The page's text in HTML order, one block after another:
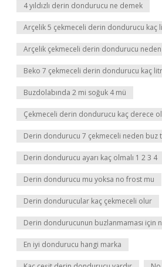
4 yıldızlı derin dondurucu ne demek
Arçelik 5 çekmeceli derin dondurucu kaç
Arçelik çekmeceli derin dondurucu
Beko 7 çekmeceli derin dondurucu kaç
Buzdolabında 2 mi soğuk 4 mü
Çekmeceli derin dondurucu kaç derece
Derin dondurucu 7 çekmeceli neden buz
Derin dondurucu ayarı kaç olmalı 1 2 3 4
Derin dondurucu mu yoksa no frost mu
Derin dondurucular kaç çekmeceli olur
Derin dondurucunun buzlanmaması için
En iyi dondurucu hangi marka